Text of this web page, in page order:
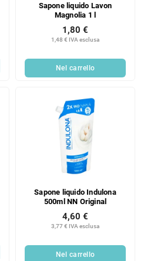
Sapone liquido Lavon
Magnolia 1 l
1,48 € IVA esclusa
1,80 €
Nel carrello
Sapone liquido Indulona
500ml NN Original
3,77 € IVA esclusa
4,60 €
Nel carrello